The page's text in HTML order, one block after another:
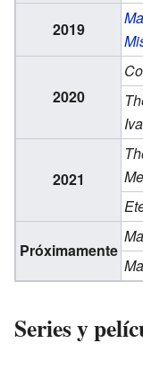
2019
2020
2021
Próximamente
Series y